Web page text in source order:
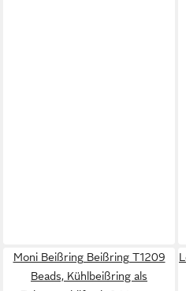
Moni Beißring Beißring T1209
Beads, Kühlbeißring als